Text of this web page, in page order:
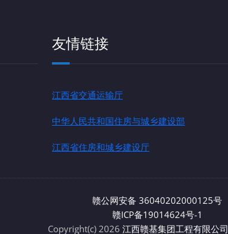
友情链接
江西省交通运输厅
中华人民共和国住房与城乡建设部
江西省住房和城乡建设厅
赣公网安备 36040202000125号
赣ICP备19014624号-1
Copyright(c) 2026 江西赣基集团工程有限公司